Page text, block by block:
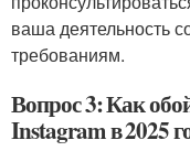
ваша деятельность
требованиям.
Вопрос 3: Как
Instagram в 2025